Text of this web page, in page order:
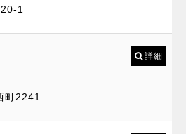
1
町2241
詳細